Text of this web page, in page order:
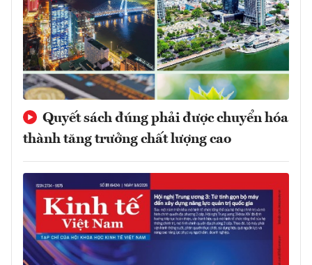
Quyết sách đúng phải được chuyển hóa
thành tăng trưởng chất lượng cao